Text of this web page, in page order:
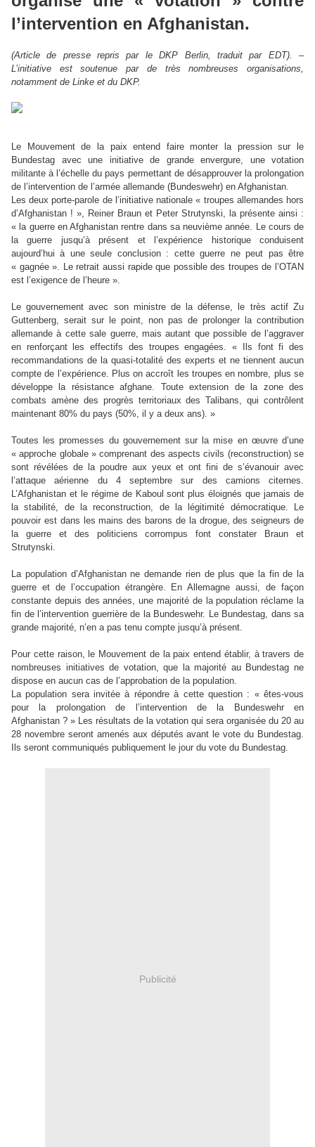
l’intervention en Afghanistan.
(Article de presse repris par le DKP Berlin, traduit par EDT). –
L’initiative est soutenue par de très nombreuses organisations,
notamment de Linke et du DKP.
Le Mouvement de la paix entend faire monter la pression sur le
Bundestag avec une initiative de grande envergure, une votation
militante à l’échelle du pays permettant de désapprouver la prolongation
de l’intervention de l’armée allemande (Bundeswehr) en Afghanistan.
Les deux porte-parole de l’initiative nationale « troupes allemandes hors
d’Afghanistan ! », Reiner Braun et Peter Strutynski, la présente ainsi :
« la guerre en Afghanistan rentre dans sa neuvième année. Le cours de
la guerre jusqu’à présent et l’expérience historique conduisent
aujourd’hui à une seule conclusion : cette guerre ne peut pas être
« gagnée ». Le retrait aussi rapide que possible des troupes de l’OTAN
est l’exigence de l’heure ».
Le gouvernement avec son ministre de la défense, le très actif Zu
Guttenberg, serait sur le point, non pas de prolonger la contribution
allemande à cette sale guerre, mais autant que possible de l’aggraver
en renforçant les effectifs des troupes engagées. « Ils font fi des
recommandations de la quasi-totalité des experts et ne tiennent aucun
compte de l’expérience. Plus on accroît les troupes en nombre, plus se
développe la résistance afghane. Toute extension de la zone des
combats amène des progrès territoriaux des Talibans, qui contrôlent
maintenant 80% du pays (50%, il y a deux ans). »
Toutes les promesses du gouvernement sur la mise en œuvre d’une
« approche globale » comprenant des aspects civils (reconstruction) se
sont révélées de la poudre aux yeux et ont fini de s’évanouir avec
l’attaque aérienne du 4 septembre sur des camions citernes.
L’Afghanistan et le régime de Kaboul sont plus éloignés que jamais de
la stabilité, de la reconstruction, de la légitimité démocratique. Le
pouvoir est dans les mains des barons de la drogue, des seigneurs de
la guerre et des politiciens corrompus font constater Braun et
Strutynski.
La population d’Afghanistan ne demande rien de plus que la fin de la
guerre et de l’occupation étrangère. En Allemagne aussi, de façon
constante depuis des années, une majorité de la population réclame la
fin de l’intervention guerrière de la Bundeswehr. Le Bundestag, dans sa
grande majorité, n’en a pas tenu compte jusqu’à présent.
Pour cette raison, le Mouvement de la paix entend établir, à travers de
nombreuses initiatives de votation, que la majorité au Bundestag ne
dispose en aucun cas de l’approbation de la population.
La population sera invitée à répondre à cette question : « êtes-vous
pour la prolongation de l’intervention de la Bundeswehr en
Afghanistan ? » Les résultats de la votation qui sera organisée du 20 au
28 novembre seront amenés aux députés avant le vote du Bundestag.
Ils seront communiqués publiquement le jour du vote du Bundestag.
Publicité